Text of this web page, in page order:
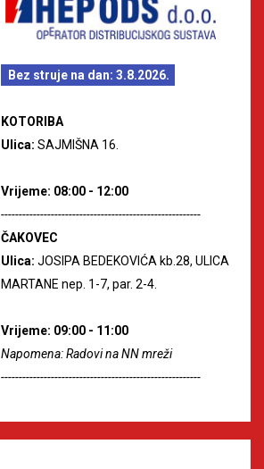
Bez struje na dan: 3.8.2026.
KOTORIBA
Ulica: SAJMIŠNA 16.
Vrijeme: 08:00 - 12:00
--------------------------------------------------------
ČAKOVEC
Ulica: JOSIPA BEDEKOVIĆA kb.28, ULICA
MARTANE nep. 1-7, par. 2-4.
Vrijeme: 09:00 - 11:00
Napomena: Radovi na NN mreži
--------------------------------------------------------